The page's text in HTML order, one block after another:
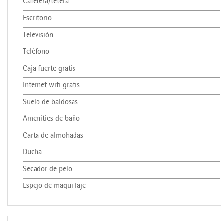
Cafetera/tetera
Escritorio
Televisión
Teléfono
Caja fuerte gratis
Internet wifi gratis
Suelo de baldosas
Amenities de baño
Carta de almohadas
Ducha
Secador de pelo
Espejo de maquillaje